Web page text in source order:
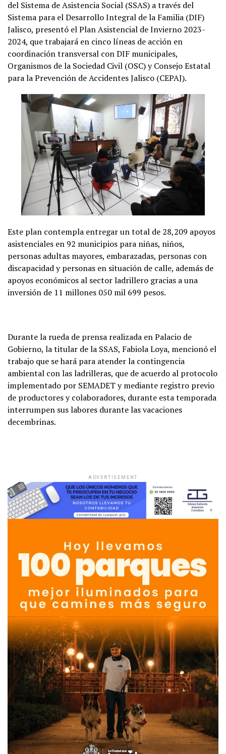
del Sistema de Asistencia Social (SSAS) a través del
Sistema para el Desarrollo Integral de la Familia (DIF)
Jalisco, presentó el Plan Asistencial de Invierno 2023-
2024, que trabajará en cinco líneas de acción en
coordinación transversal con DIF municipales,
Organismos de la Sociedad Civil (OSC) y Consejo Estatal
para la Prevención de Accidentes Jalisco (CEPAJ).
Este plan contempla entregar un total de 28,209 apoyos
asistenciales en 92 municipios para niñas, niños,
personas adultas mayores, embarazadas, personas con
discapacidad y personas en situación de calle, además de
apoyos económicos al sector ladrillero gracias a una
inversión de 11 millones 050 mil 699 pesos.
Durante la rueda de prensa realizada en Palacio de
Gobierno, la titular de la SSAS, Fabiola Loya, mencionó el
trabajo que se hará para atender la contingencia
ambiental con las ladrilleras, que de acuerdo al protocolo
implementado por SEMADET y mediante registro previo
de productores y colaboradores, durante esta temporada
interrumpen sus labores durante las vacaciones
decembrinas.
ADVERTISEMENT